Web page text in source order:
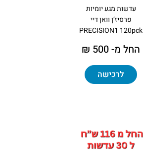
עדשות מגע יומיות
פרסיז’ן וואן דיי
PRECISION1 120pck
החל מ- 500 ₪
לרכישה